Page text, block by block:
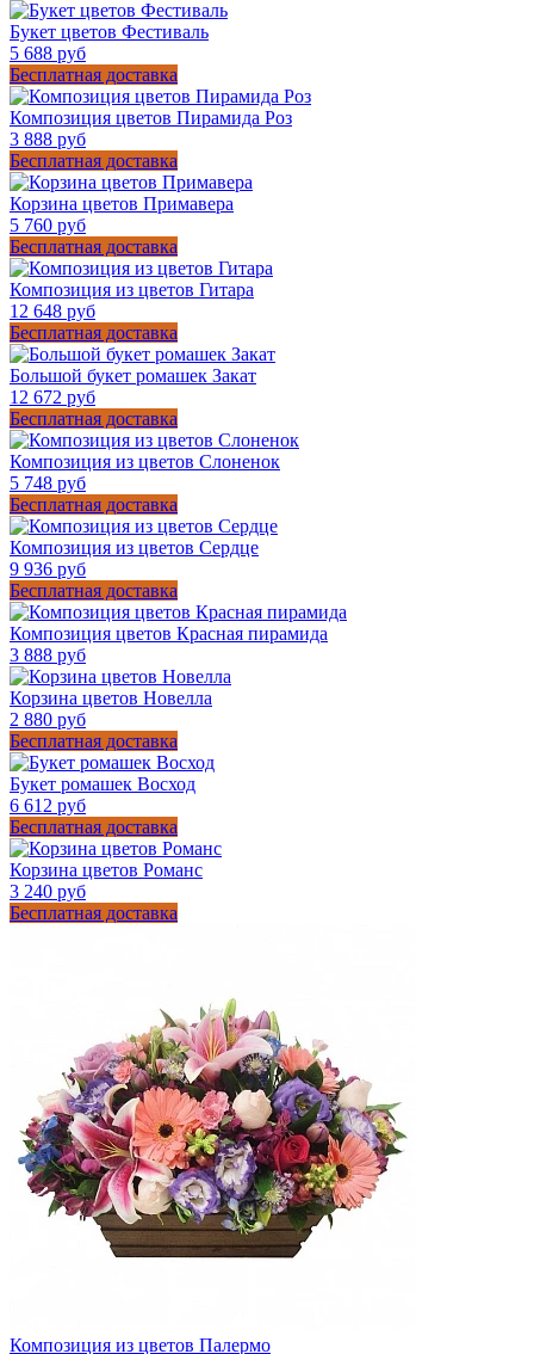
Букет цветов Фестиваль
5 688 руб
Бесплатная доставка
Композиция цветов Пирамида Роз
3 888 руб
Бесплатная доставка
Корзина цветов Примавера
5 760 руб
Бесплатная доставка
Композиция из цветов Гитара
12 648 руб
Бесплатная доставка
Большой букет ромашек Закат
12 672 руб
Бесплатная доставка
Композиция из цветов Слоненок
5 748 руб
Бесплатная доставка
Композиция из цветов Сердце
9 936 руб
Бесплатная доставка
Композиция цветов Красная пирамида
3 888 руб
Корзина цветов Новелла
2 880 руб
Бесплатная доставка
Букет ромашек Восход
6 612 руб
Бесплатная доставка
Корзина цветов Романс
3 240 руб
Бесплатная доставка
Композиция из цветов Палермо